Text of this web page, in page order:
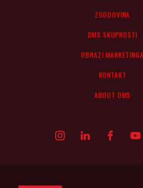
ZGODOVINA
DMS SKUPNOSTI
OBRAZI MARKETINGA
KONTAKT
ABOUT DMS